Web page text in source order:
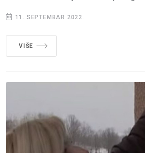
11. SEPTEMBAR 2022.
VIŠE